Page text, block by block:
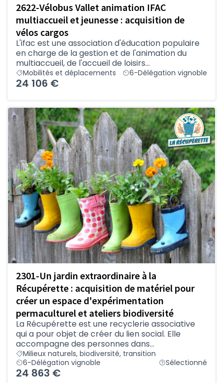
2622-Vélobus Vallet animation IFAC
multiaccueil et jeunesse : acquisition de
vélos cargos
L'ifac est une association d'éducation populaire
en charge de la gestion et de l'animation du
multiaccueil, de l'accueil de loisirs...
Mobilités et déplacements 6-Délégation vignoble
24 106 €
2301-Un jardin extraordinaire à la
Récupérette : acquisition de matériel pour
créer un espace d'expérimentation
permaculturel et ateliers biodiversité
La Récupérette est une recyclerie associative
qui a pour objet de créer du lien social. Elle
accompagne des personnes dans...
Milieux naturels, biodiversité, transition
6-Délégation vignoble
Sélectionné
24 863 €